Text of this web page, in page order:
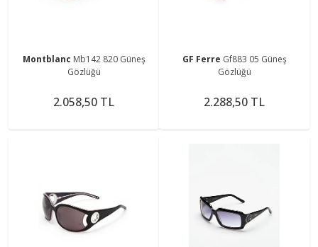
Montblanc Mb142 820 Güneş
Gözlüğü
2.058,50 TL
GF Ferre Gf883 05 Güneş
Gözlüğü
2.288,50 TL